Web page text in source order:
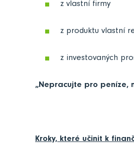
z vlastní firmy
z produktu vlastní
z investovaných
„Nepracujte pro peníze,
Kroky, které učinit k